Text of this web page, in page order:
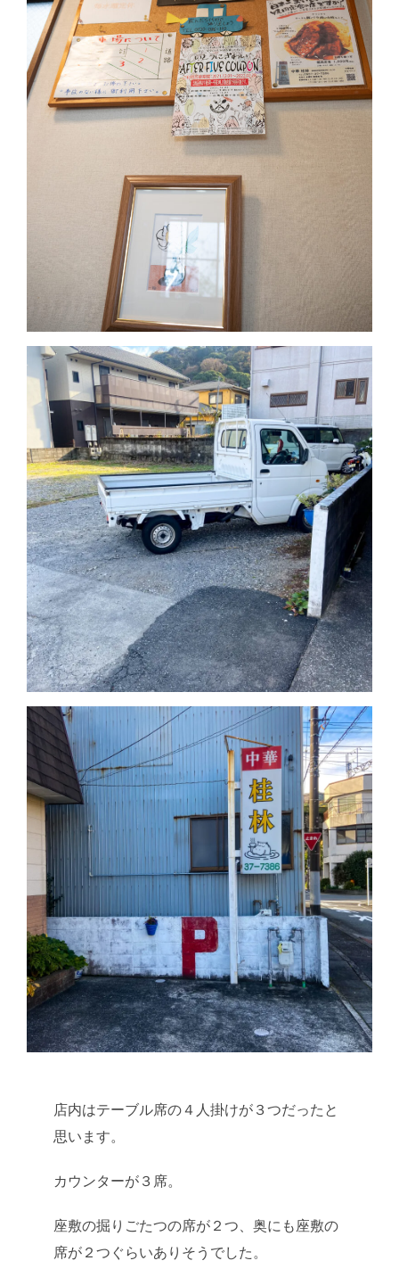
店内はテーブル席の４人掛けが３つだったと
思います。
カウンターが３席。
座敷の掘りごたつの席が２つ、奥にも座敷の
席が２つぐらいありそうでした。